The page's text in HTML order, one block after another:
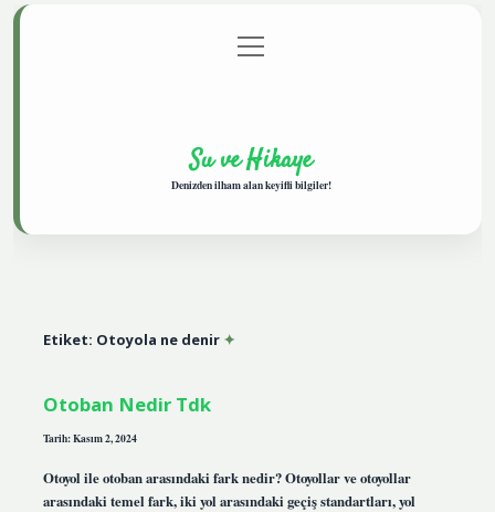
Gizlilik Politikası
menüyü
aç
Su ve Hikaye
Denizden ilham alan keyifli bilgiler!
Etiket: Otoyola ne denir
Otoban Nedir Tdk
Tarih: Kasım 2, 2024
Otoyol ile otoban arasındaki fark nedir? Otoyollar ve otoyollar
arasındaki temel fark, iki yol arasındaki geçiş standartları, yol